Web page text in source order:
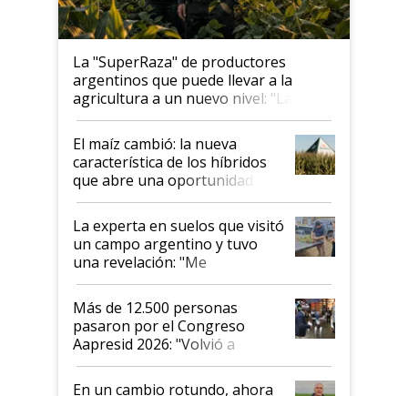
La "SuperRaza" de productores
argentinos que puede llevar a la
agricultura a un nuevo nivel: "Las
posibilidades de crecimiento son
infinitas"
El maíz cambió: la nueva
característica de los híbridos
que abre una oportunidad en
el lote
La experta en suelos que visitó
un campo argentino y tuvo
una revelación: "Me
impresionó mucho"
Más de 12.500 personas
pasaron por el Congreso
Aapresid 2026: "Volvió a
demostrar que hablar del
suelo es hablar de todo el
En un cambio rotundo, ahora